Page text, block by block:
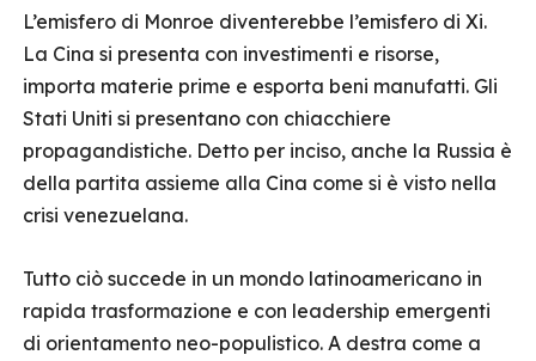
L’emisfero di Monroe diventerebbe l’emisfero di Xi.
La Cina si presenta con investimenti e risorse,
importa materie prime e esporta beni manufatti. Gli
Stati Uniti si presentano con chiacchiere
propagandistiche. Detto per inciso, anche la Russia è
della partita assieme alla Cina come si è visto nella
crisi venezuelana.
Tutto ciò succede in un mondo latinoamericano in
rapida trasformazione e con leadership emergenti
di orientamento neo-populistico. A destra come a